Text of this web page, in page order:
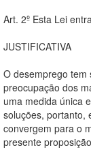
Art. 2º Esta Lei
JUSTIFICATIVA
O desemprego tem
preocupação dos
uma medida única
soluções, portanto,
convergem para o
presente